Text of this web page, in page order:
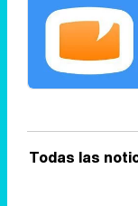
Todas las